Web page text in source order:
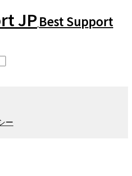
JP Best Support
ー